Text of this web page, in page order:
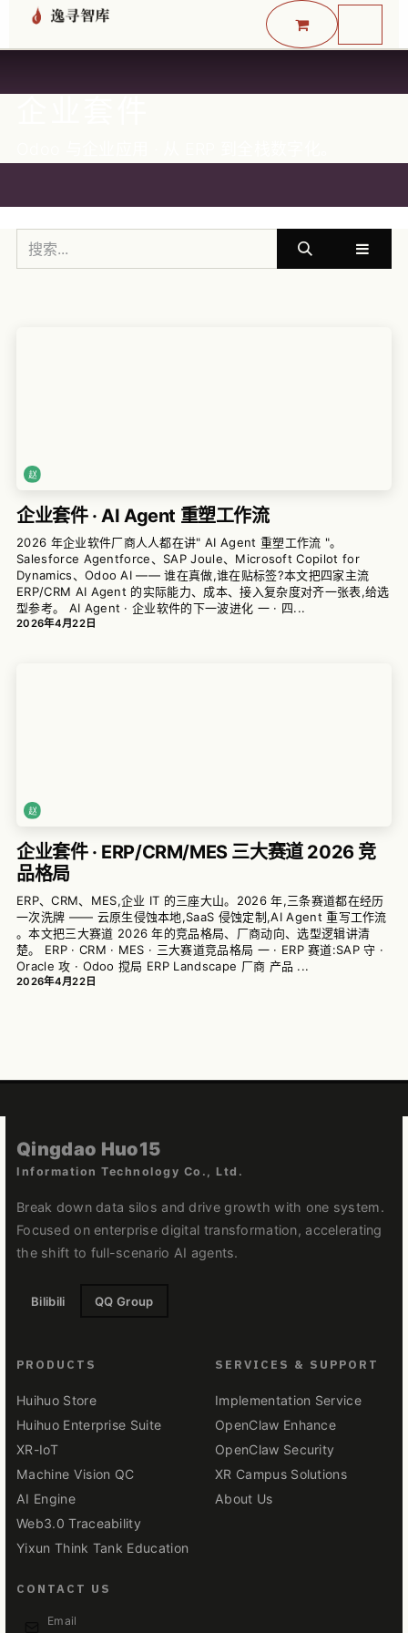
跳至内容
企业套件 · AI Agent 重塑工作流
2026 年企业软件厂商人人都在讲" AI Agent 重塑工作流 "。
Salesforce Agentforce、SAP Joule、Microsoft Copilot for
Dynamics、Odoo AI —— 谁在真做,谁在贴标签?本文把四家主流
ERP/CRM AI Agent 的实际能力、成本、接入复杂度对齐一张表,给选
型参考。 AI Agent · 企业软件的下一波进化 一 · 四...
2026年4月22日
企业套件 · ERP/CRM/MES 三大赛道 2026 竞
品格局
ERP、CRM、MES,企业 IT 的三座大山。2026 年,三条赛道都在经历
一次洗牌 —— 云原生侵蚀本地,SaaS 侵蚀定制,AI Agent 重写工作流
。本文把三大赛道 2026 年的竞品格局、厂商动向、选型逻辑讲清
楚。 ERP · CRM · MES · 三大赛道竞品格局 一 · ERP 赛道:SAP 守 ·
Oracle 攻 · Odoo 搅局 ERP Landscape 厂商 产品 ...
2026年4月22日
Qingdao Huo15
Information Technology Co., Ltd.
Break down data silos and drive growth with one system.
Focused on enterprise digital transformation, accelerating
the shift to full-scenario AI agents.
Bilibili QQ Group
PRODUCTS
Huihuo Store
Huihuo Enterprise Suite
XR-IoT
Machine Vision QC
AI Engine
Web3.0 Traceability
Yixun Think Tank Education
SERVICES & SUPPORT
Implementation Service
OpenClaw Enhance
OpenClaw Security
XR Campus Solutions
About Us
CONTACT US
Email